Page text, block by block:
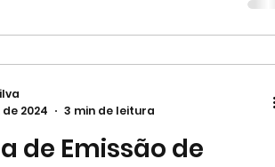
de Emissão de
2024
3 min de leitura